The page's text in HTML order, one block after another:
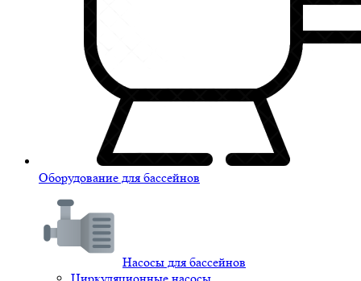
Оборудование для бассейнов
Насосы для бассейнов